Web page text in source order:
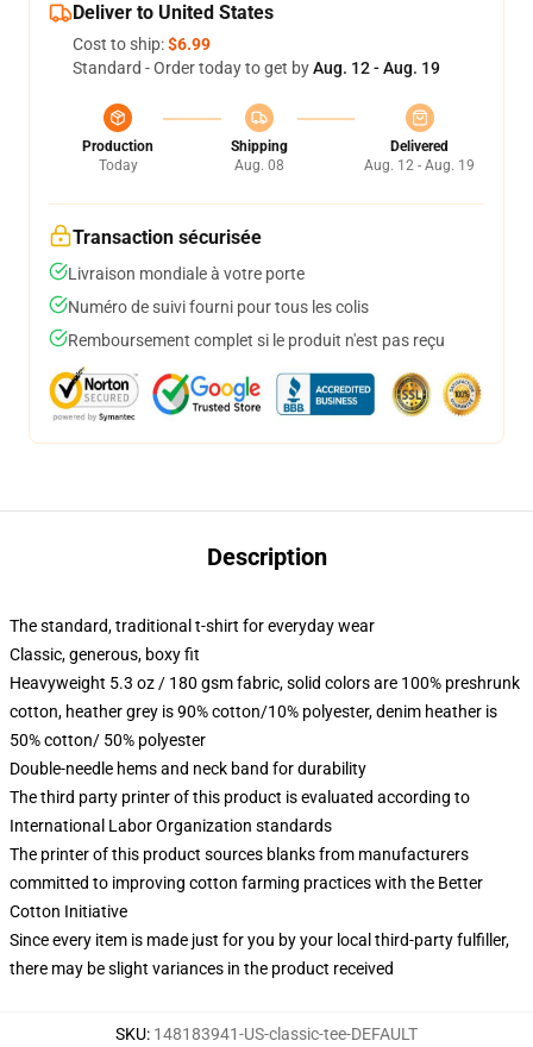
Deliver to United States
Cost to ship:$6.99
Standard - Order today to get byAug. 12 - Aug. 19
Production
Today
Shipping
Aug. 08
Delivered
Aug. 12 - Aug. 19
Transaction sécurisée
Livraison mondiale à votre porte
Numéro de suivi fourni pour tous les colis
Remboursement complet si le produit n'est pas reçu
Description
The standard, traditional t-shirt for everyday wear
Classic, generous, boxy fit
Heavyweight 5.3 oz / 180 gsm fabric, solid colors are 100% preshrunk
cotton, heather grey is 90% cotton/10% polyester, denim heather is
50% cotton/ 50% polyester
Double-needle hems and neck band for durability
The third party printer of this product is evaluated according to
International Labor Organization standards
The printer of this product sources blanks from manufacturers
committed to improving cotton farming practices with the Better
Cotton Initiative
Since every item is made just for you by your local third-party fulfiller,
there may be slight variances in the product received
SKU: 148183941-US-classic-tee-DEFAULT